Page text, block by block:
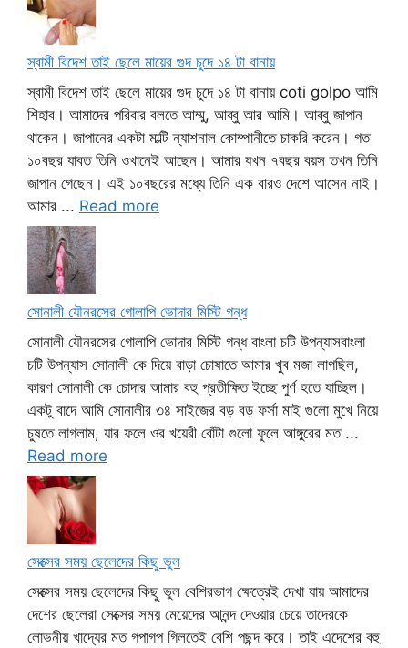
স্বামী বিদেশ তাই ছেলে মায়ের গুদ চুদে ১৪ টা বানায়
স্বামী বিদেশ তাই ছেলে মায়ের গুদ চুদে ১৪ টা বানায় coti golpo আমি
শিহাব। আমাদের পরিবার বলতে আম্মু, আব্বু আর আমি। আব্বু জাপান
থাকেন। জাপানের একটা মাল্টি ন্যাশনাল কোম্পানীতে চাকরি করেন। গত
১০বছর যাবত তিনি ওখানেই আছেন। আমার যখন ৭বছর বয়স তখন তিনি
জাপান গেছেন। এই ১০বছরের মধ্যে তিনি এক বারও দেশে আসেন নাই।
আমার ... Read more
সোনালী যৌনরসের গোলাপি ভোদার মিস্টি গন্ধ
সোনালী যৌনরসের গোলাপি ভোদার মিস্টি গন্ধ বাংলা চটি উপন্যাসবাংলা
চটি উপন্যাস সোনালী কে দিয়ে বাড়া চোষাতে আমার খুব মজা লাগছিল,
কারণ সোনালী কে চোদার আমার বহু প্রতীক্ষিত ইচ্ছে পুর্ণ হতে যাচ্ছিল।
একটু বাদে আমি সোনালীর ৩৪ সাইজের বড় বড় ফর্সা মাই গুলো মুখে নিয়ে
চুষতে লাগলাম, যার ফলে ওর খয়েরী বোঁটা গুলো ফুলে আঙ্গুরের মত ...
Read more
সেক্সের সময় ছেলেদের কিছু ভুল
সেক্সের সময় ছেলেদের কিছু ভুল বেশিরভাগ ক্ষেত্রেই দেখা যায় আমাদের
দেশের ছেলেরা সেক্সের সময় মেয়েদের আনন্দ দেওয়ার চেয়ে তাদেরকে
লোভনীয় খাদ্যের মত গপাগপ গিলতেই বেশি পছন্দ করে। তাই এদেশের বহু